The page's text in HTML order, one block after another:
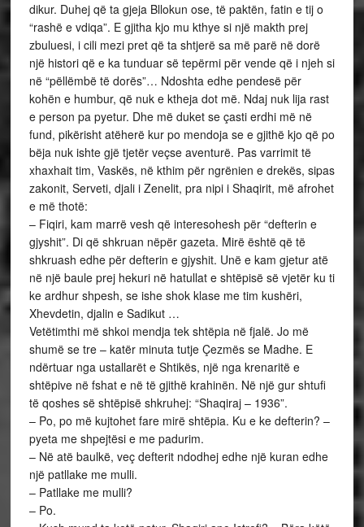
dikur. Duhej që ta gjeja Bllokun ose, të paktën, fatin e tij o
“rashë e vdiqa”. E gjitha kjo mu kthye si një makth prej
zbuluesi, i cili mezi pret që ta shtjerë sa më parë në dorë
një histori që e ka tunduar së tepërmi për vende që i njeh si
në “pëllëmbë të dorës”… Ndoshta edhe pendesë për
kohën e humbur, që nuk e ktheja dot më. Ndaj nuk lija rast
e person pa pyetur. Dhe më duket se çasti erdhi më në
fund, pikërisht atëherë kur po mendoja se e gjithë kjo që po
bëja nuk ishte gjë tjetër veçse aventurë. Pas varrimit të
xhaxhait tim, Vaskës, në kthim për ngrënien e drekës, sipas
zakonit, Serveti, djali i Zenelit, pra nipi i Shaqirit, më afrohet
e më thotë:
– Fiqiri, kam marrë vesh që interesohesh për “defterin e
gjyshit”. Di që shkruan nëpër gazeta. Mirë është që të
shkruash edhe për defterin e gjyshit. Unë e kam gjetur atë
në një baule prej hekuri në hatullat e shtëpisë së vjetër ku ti
ke ardhur shpesh, se ishe shok klase me tim kushëri,
Xhevdetin, djalin e Sadikut …
Vetëtimthi më shkoi mendja tek shtëpia në fjalë. Jo më
shumë se tre – katër minuta tutje Çezmës se Madhe. E
ndërtuar nga ustallarët e Shtikës, një nga krenaritë e
shtëpive në fshat e në të gjithë krahinën. Në një gur shtufi
të qoshes së shtëpisë shkruhej: “Shaqiraj – 1936”.
– Po, po më kujtohet fare mirë shtëpia. Ku e ke defterin? –
pyeta me shpejtësi e me padurim.
– Në atë baulkë, veç defterit ndodhej edhe një kuran edhe
një patllake me mulli.
– Patllake me mulli?
– Po.